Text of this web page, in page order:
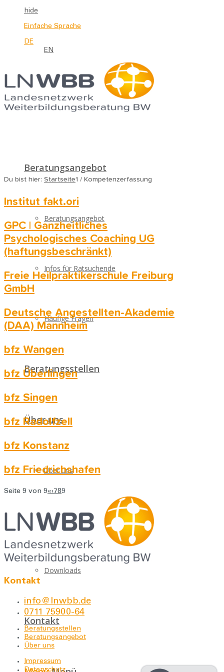
hide
Einfache Sprache
DE
EN
Beratungsangebot
Beratungsangebot
Infos für Ratsuchende
Häufige Fragen
Beratungsstellen
Über uns
Über uns
Für Bildungseinrichtungen
Downloads
Kontakt
Du bist hier: Startseite1 / Kompetenzerfassung
Institut fakt.ori
GPC | Ganzheitliches
Psychologisches Coaching UG
(haftungsbeschränkt)
Freie Heilpraktikerschule Freiburg
GmbH
Deutsche Angestellten-Akademie
(DAA) Mannheim
bfz Wangen
bfz Überlingen
bfz Singen
bfz Radolfzell
bfz Konstanz
bfz Friedrichshafen
Seite 9 von 9«‹ 789
Kontakt
info@lnwbb.de
0711 75900-64
Beratungsstellen
Beratungsangebot
Über uns
Impressum
Datenschutz